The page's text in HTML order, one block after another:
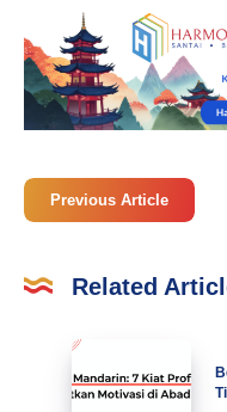
Previous Article
Related
Belajar
Mandarin: